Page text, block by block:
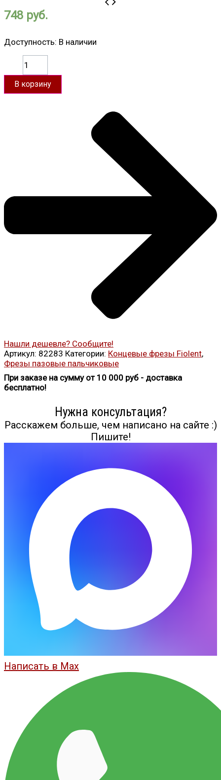
748 руб.
Доступность: В наличии
В корзину
Нашли дешевле? Сообщите!
Артикул: 82283 Категории: Концевые фрезы Fiolent,
Фрезы пазовые пальчиковые
При заказе на сумму от 10 000 руб - доставка
бесплатно!
Нужна консультация?
Расскажем больше, чем написано на сайте :)
Пишите!
Написать в Max